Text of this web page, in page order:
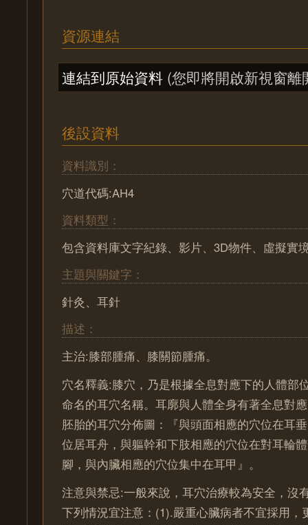
資源連結
連結到原始資料 (您即將開啟新視窗離
後設資料
資料識別：
穴道代碼:AH4
資料類型：
包含資料庫文字紀錄、影片、3D物件、虛擬實
主題與關鍵字：
針灸、耳針
描述：
主治:膝部腫痛、膝關節腫痛。
穴名釋義:膝穴，乃是根據全息對應下的人體部
命名的耳穴名稱。耳廓與人體全身有著全息對
胚胎的耳穴分佈圖：『與頭面相應的穴位在耳
位居耳舟，與軀幹和下肢相應的穴位在對耳輪
腳，與內臟相應的穴位集中在耳甲』。
注意與禁忌:一般來說，耳穴治療較為安全，沒
下列情況宜注意：(1).嚴重心臟病者不宜採用，